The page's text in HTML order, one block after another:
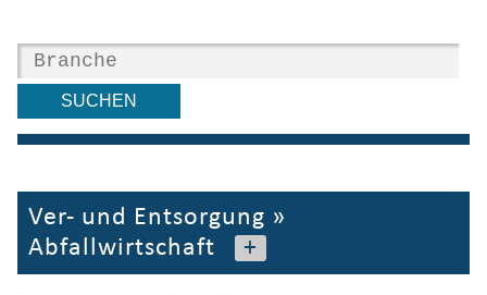
Ver- und Entsorgung »
Abfallwirtschaft
+